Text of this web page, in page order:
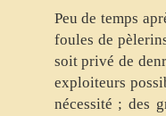
Peu de temps
foules de
soit privé de
exploiteurs
nécessité ; des